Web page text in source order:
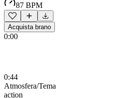
87 BPM
Acquista brano
0:00
0:44
Atmosfera/Tema
action